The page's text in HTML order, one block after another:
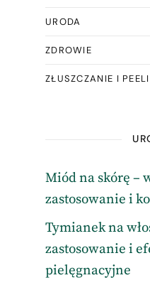
URODA
ZDROWIE
ZŁUSZCZANIE I
Miód na skórę –
zastosowanie i
Tymianek na
zastosowanie i
pielęgnacyjne